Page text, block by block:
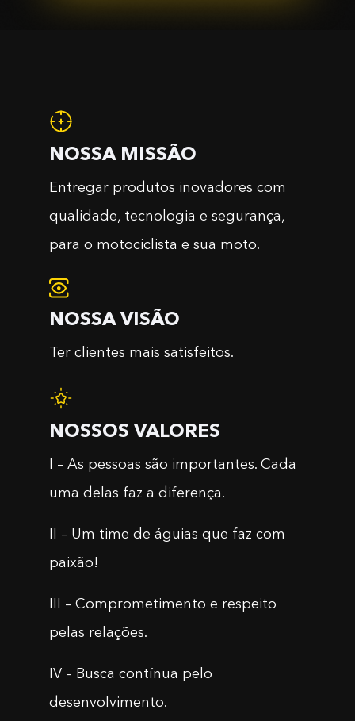
NOSSA MISSÃO
Entregar produtos inovadores com
qualidade, tecnologia e segurança,
para o motociclista e sua moto.
NOSSA VISÃO
Ter clientes mais satisfeitos.
NOSSOS VALORES
I – As pessoas são importantes. Cada
uma delas faz a diferença.
II – Um time de águias que faz com
paixão!
III – Comprometimento e respeito
pelas relações.
IV – Busca contínua pelo
desenvolvimento.